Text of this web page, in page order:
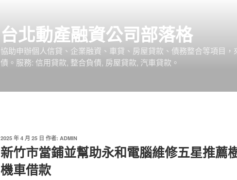
台北動產融資公司部落格
協助申辦個人信貸、企業融資、車貸、房屋貸款、債務整合等項目
債。服務: 信用貸款, 整合負債, 房屋貸款, 汽車貸款。
發
佈
於
2025 年 4 月 25 日 作者: ADMIN
新竹市當鋪並幫助永和電腦維修五星推薦
機車借款